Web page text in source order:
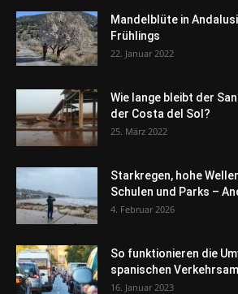
Mandelblüte in
Frühlings
22. Januar 2022
Wie lange bleibt der
der Costa del Sol?
25. März 2022
Starkregen, hohe
Schulen und Parks –
4. Februar 2026
So funktionieren die
spanischen
16. Januar 2023